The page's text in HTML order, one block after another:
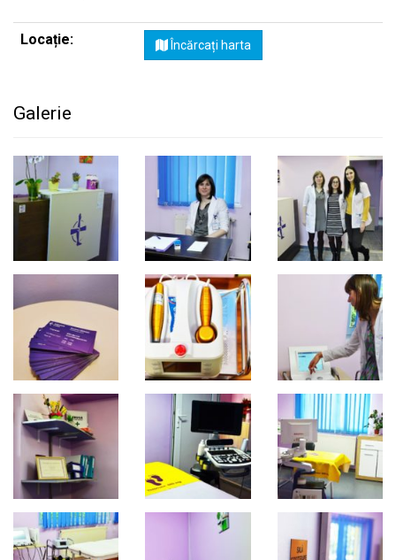
Locație: Încărcați harta
Galerie